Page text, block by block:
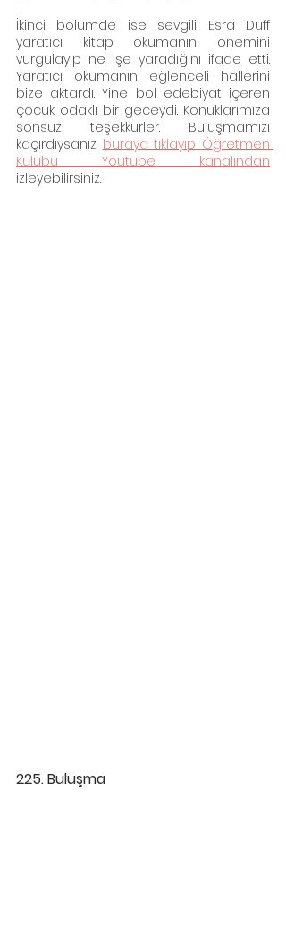
İkinci bölümde ise sevgili Esra Duff
yaratıcı kitap okumanın önemini
vurgulayıp ne işe yaradığını ifade etti.
Yaratıcı okumanın eğlenceli hallerini
bize aktardı. Yine bol edebiyat içeren
çocuk odaklı bir geceydi. Konuklarımıza
sonsuz teşekkürler. Buluşmamızı
kaçırdıysanız buraya tıklayıp Öğretmen
Kulübü Youtube kanalından
izleyebilirsiniz.
225. Buluşma